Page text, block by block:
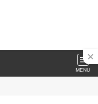
MENU